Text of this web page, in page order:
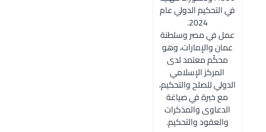
في التحكيم الدولي عام
2024.
عمل في مصر وسلطنة
عمان والإمارات، وهو
محكّم معتمد لدى
المركز الإسلامي
الدولي للصلح والتحكيم،
مع خبرة في صياغة
الدعاوى والمذكرات
والعقود والتحكيم.